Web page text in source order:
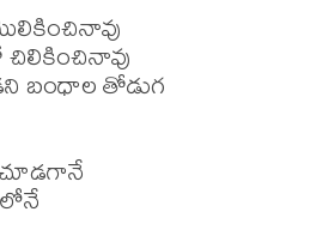
బంధాల తోడుగ
చూడగానే